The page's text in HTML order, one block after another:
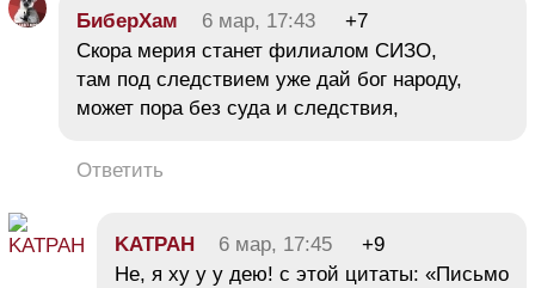
БиберХам 6 мар, 17:43
+7
Скора мерия станет филиалом СИЗО,
там под следствием уже дай бог народу,
может пора без суда и следствия,
Ответить
KATPAH 6 мар, 17:45
+9
Не, я ху у у дею! с этой цитаты: «Письмо